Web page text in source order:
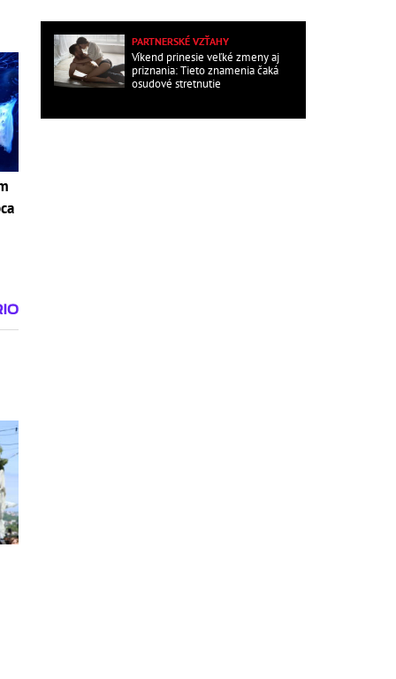
PARTNERSKÉ VZŤAHY
Víkend prinesie veľké zmeny aj
priznania: Tieto znamenia čaká
osudové stretnutie